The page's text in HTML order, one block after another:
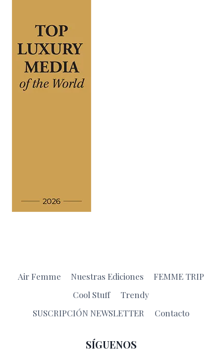
Air Femme Nuestras Ediciones
FEMME TRIP
Cool Stuff
Trendy
SUSCRIPCIÓN NEWSLETTER
Contacto
SÍGUENOS